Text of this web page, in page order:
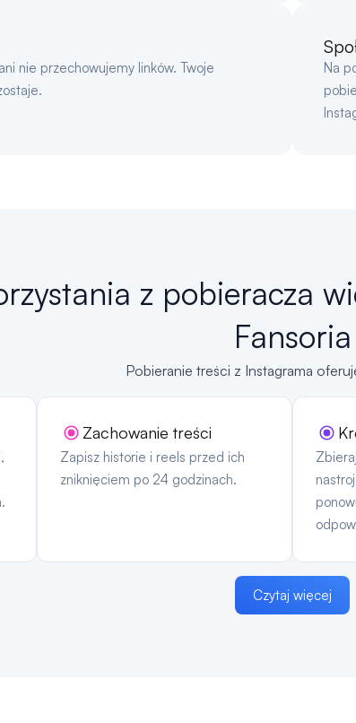
nie przechowujemy linków. Twoje
Na
z pobieracza
Fansoria
Pobieranie treści z Instagrama
Zachowanie treści
Zapisz historie i reels przed ich
zniknięciem po 24 godzinach.
Czytaj więcej